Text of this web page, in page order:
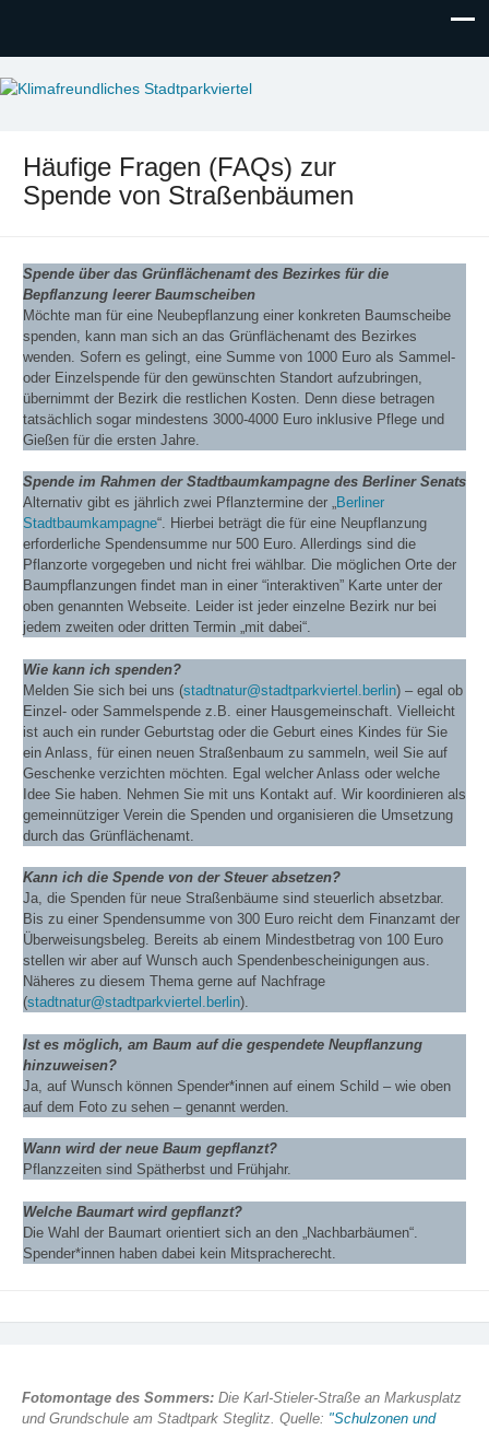
Klimafreundliches
Gutes Klima durch Miteinander in Berlin-Steglitz!
Häufige Fragen (FAQs) zur
Spende von Straßenbäumen
Spende über das Grünflächenamt des Bezirkes für die
Bepflanzung leerer Baumscheiben
Möchte man für eine Neubepflanzung einer konkreten Baumscheibe
spenden, kann man sich an das Grünflächenamt des Bezirkes
wenden. Sofern es gelingt, eine Summe von 1000 Euro als Sammel-
oder Einzelspende für den gewünschten Standort aufzubringen,
übernimmt der Bezirk die restlichen Kosten. Denn diese betragen
tatsächlich sogar mindestens 3000-4000 Euro inklusive Pflege und
Gießen für die ersten Jahre.
Spende im Rahmen der Stadtbaumkampagne des Berliner Senats
Alternativ gibt es jährlich zwei Pflanztermine der „Berliner
Stadtbaumkampagne“. Hierbei beträgt die für eine Neupflanzung
erforderliche Spendensumme nur 500 Euro. Allerdings sind die
Pflanzorte vorgegeben und nicht frei wählbar. Die möglichen Orte der
Baumpflanzungen findet man in einer “interaktiven” Karte unter der
oben genannten Webseite. Leider ist jeder einzelne Bezirk nur bei
jedem zweiten oder dritten Termin „mit dabei“.
Wie kann ich spenden?
Melden Sie sich bei uns (stadtnatur@stadtparkviertel.berlin) – egal ob
Einzel- oder Sammelspende z.B. einer Hausgemeinschaft. Vielleicht
ist auch ein runder Geburtstag oder die Geburt eines Kindes für Sie
ein Anlass, für einen neuen Straßenbaum zu sammeln, weil Sie auf
Geschenke verzichten möchten. Egal welcher Anlass oder welche
Idee Sie haben. Nehmen Sie mit uns Kontakt auf. Wir koordinieren als
gemeinnütziger Verein die Spenden und organisieren die Umsetzung
durch das Grünflächenamt.
Kann ich die Spende von der Steuer absetzen?
Ja, die Spenden für neue Straßenbäume sind steuerlich absetzbar.
Bis zu einer Spendensumme von 300 Euro reicht dem Finanzamt der
Überweisungsbeleg. Bereits ab einem Mindestbetrag von 100 Euro
stellen wir aber auf Wunsch auch Spendenbescheinigungen aus.
Näheres zu diesem Thema gerne auf Nachfrage
(stadtnatur@stadtparkviertel.berlin).
Ist es möglich, am Baum auf die gespendete Neupflanzung
hinzuweisen?
Ja, auf Wunsch können Spender*innen auf einem Schild – wie oben
auf dem Foto zu sehen – genannt werden.
Wann wird der neue Baum gepflanzt?
Pflanzzeiten sind Spätherbst und Frühjahr.
Welche Baumart wird gepflanzt?
Die Wahl der Baumart orientiert sich an den „Nachbarbäumen“.
Spender*innen haben dabei kein Mitspracherecht.
Fotomontage des Sommers:Die Karl-Stieler-Straße an Markusplatz
und Grundschule am Stadtpark Steglitz. Quelle: "Schulzonen und